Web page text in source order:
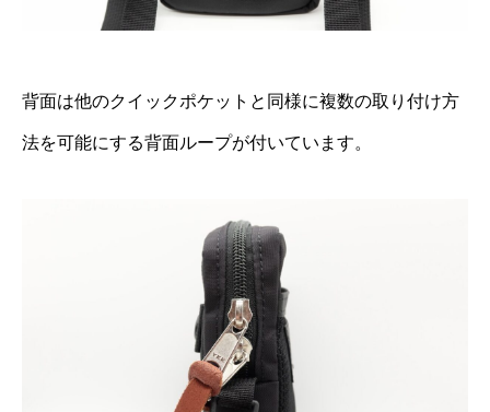
背面は他のクイックポケットと同様に複数の取り付け方
法を可能にする背面ループが付いています。